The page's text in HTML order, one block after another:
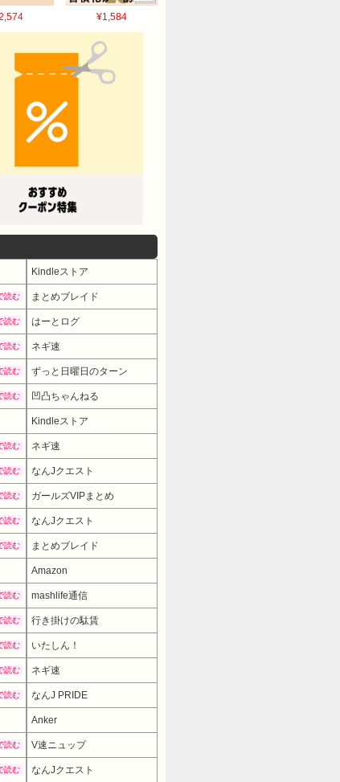
¥1,584
Kindleストア
読む まとめブレイド
読む はーとログ
読む ネギ速
読む ずっと日曜日のターン
読む 凹凸ちゃんねる
Kindleストア
読む ネギ速
読む なんJクエスト
読む ガールズVIPまとめ
読む なんJクエスト
読む まとめブレイド
Amazon
読む mashlife通信
読む 行き掛けの駄賃
読む いたしん！
読む ネギ速
読む なんJ PRIDE
Anker
読む V速ニュップ
読む なんJクエスト